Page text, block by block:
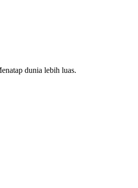
dunia lebih luas.